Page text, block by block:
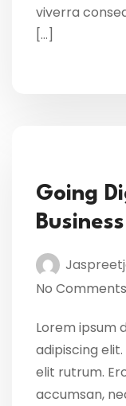
viverra
[…]
Going
No Comments
Lorem ipsum
adipiscing
elit rutrum.
accumsan,